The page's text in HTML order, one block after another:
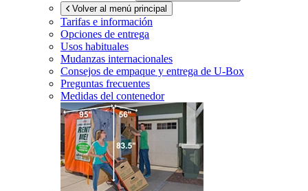
Volver al menú principal
Tarifas e información
Opciones de entrega
Usos habituales
Mudanzas internacionales
Consejos de empaque y entrega de U-Box
Preguntas frecuentes
Medidas del contenedor